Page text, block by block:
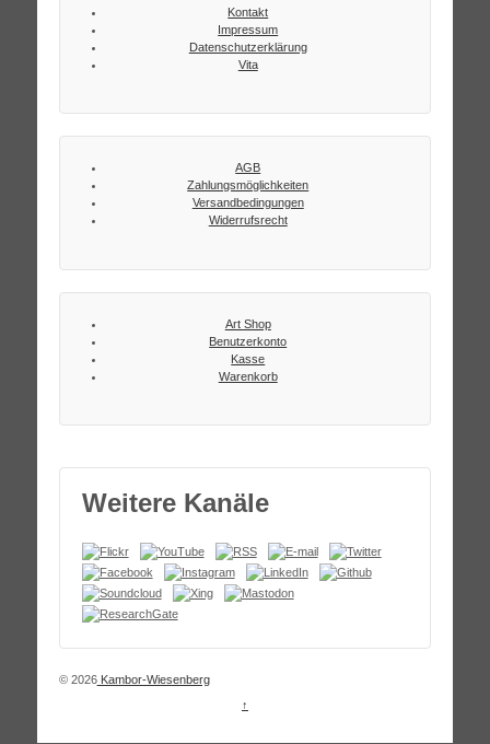
Kontakt
Impressum
Datenschutzerklärung
Vita
AGB
Zahlungsmöglichkeiten
Versandbedingungen
Widerrufsrecht
Art Shop
Benutzerkonto
Kasse
Warenkorb
Weitere Kanäle
© 2026Kambor-Wiesenberg
↑